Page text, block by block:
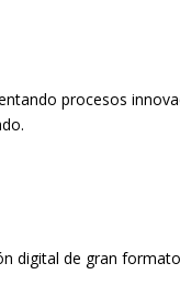
procesos
digital de gran